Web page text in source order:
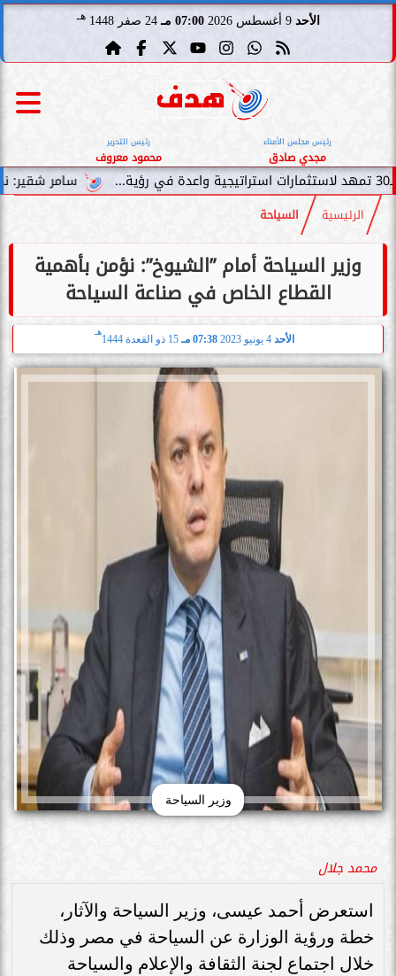
الأحد 9 أغسطس 2026 07:00 مـ 24 صفر 1448 هـ
رئيس مجلس الأمناء
مجدي صادق
رئيس التحرير
محمود معروف
سامر شقير: نمو صناديق
الرئيسية السياحة
وزير السياحة أمام ”الشيوخ”: نؤمن بأهمية
القطاع الخاص في صناعة السياحة
الأحد 07:38 مـ 15 ذو القعدة 1444
هـ
وزير السياحة
محمد جلال
استعرض أحمد عيسى، وزير السياحة والآثار،
خطة ورؤية الوزارة عن السياحة في مصر وذلك
خلال اجتماع لجنة الثقافة والإعلام والسياحة